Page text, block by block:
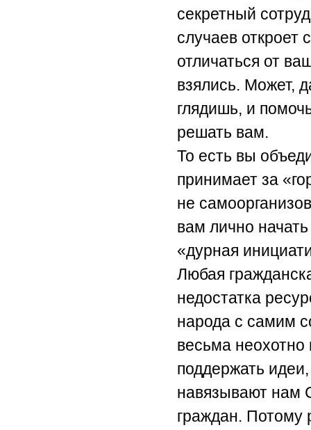
секретный
случаев откроет
отличаться от
взялись. Может,
глядишь, и
решать вам.
То есть вы
принимает за
не
вам лично
«дурная
Любая
недостатка
народа с самим
весьма неохотно
поддержать
навязывают нам
граждан. Потому